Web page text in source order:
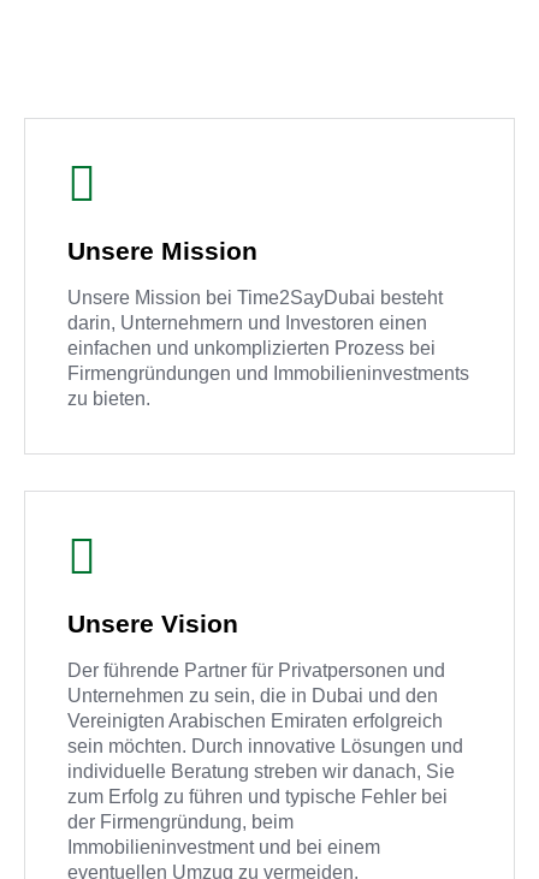
Unsere Mission
Unsere Mission bei Time2SayDubai besteht
darin, Unternehmern und Investoren einen
einfachen und unkomplizierten Prozess bei
Firmengründungen und Immobilieninvestments
zu bieten.
Unsere Vision
Der führende Partner für Privatpersonen und
Unternehmen zu sein, die in Dubai und den
Vereinigten Arabischen Emiraten erfolgreich
sein möchten. Durch innovative Lösungen und
individuelle Beratung streben wir danach, Sie
zum Erfolg zu führen und typische Fehler bei
der Firmengründung, beim
Immobilieninvestment und bei einem
eventuellen Umzug zu vermeiden.